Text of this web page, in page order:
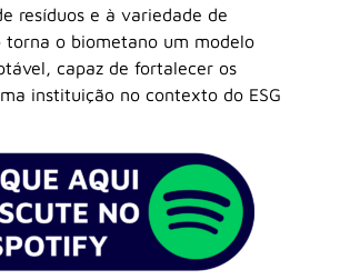
resíduos e à variedade de
torna o biometano um modelo
capaz de fortalecer os
instituição no contexto do ESG